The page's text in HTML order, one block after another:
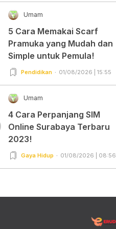
Umam
5 Cara Memakai Scarf
Pramuka yang Mudah dan
Simple untuk Pemula!
Pendidikan 01/08/2026 | 15:55
Umam
4 Cara Perpanjang SIM
Online Surabaya Terbaru
2023!
Gaya Hidup 01/08/2026 | 08:56